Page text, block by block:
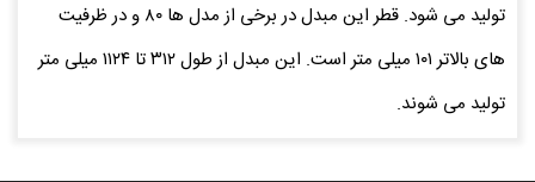
تولید می شود. قطر این مبدل در برخی از مدل ها ۸۰ و در ظرفیت
های بالاتر ۱۰۱ میلی متر است. این مبدل از طول ۳۱۲ تا ۱۱۲۴ میلی متر
تولید می شوند.